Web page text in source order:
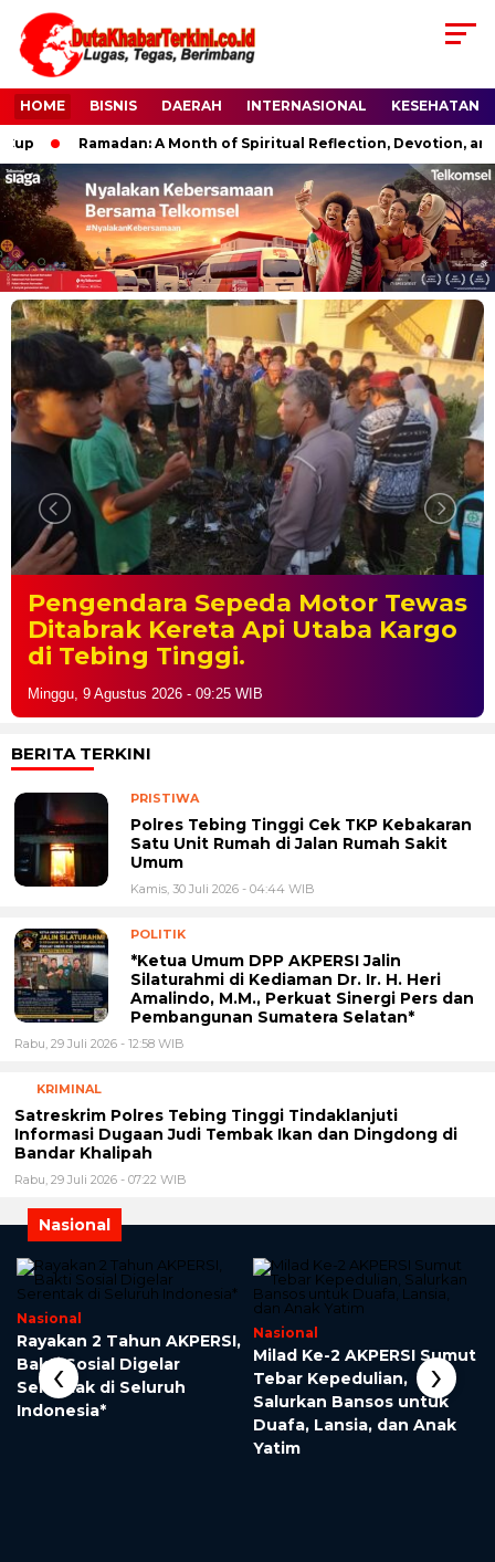
HOME BISNIS DAERAH INTERNASIONAL KESEHATAN
Ramadan: A Month of Spiritual Reflection, Devotion, and
Pengendara Sepeda Motor Tewas
Ditabrak Kereta Api Utaba Kargo
di Tebing Tinggi.
Minggu, 9 Agustus 2026 - 09:25 WIB
BERITA TERKINI
PRISTIWA
Polres Tebing Tinggi Cek TKP Kebakaran
Satu Unit Rumah di Jalan Rumah Sakit
Umum
Kamis, 30 Juli 2026 - 04:44 WIB
POLITIK
*Ketua Umum DPP AKPERSI Jalin
Silaturahmi di Kediaman Dr. Ir. H. Heri
Amalindo, M.M., Perkuat Sinergi Pers dan
Pembangunan Sumatera Selatan*
Rabu, 29 Juli 2026 - 12:58 WIB
KRIMINAL
Satreskrim Polres Tebing Tinggi Tindaklanjuti
Informasi Dugaan Judi Tembak Ikan dan Dingdong di
Bandar Khalipah
Rabu, 29 Juli 2026 - 07:22 WIB
Nasional
Nasional
Rayakan 2 Tahun AKPERSI,
Bakti Sosial Digelar
Serentak di Seluruh
Indonesia*
Nasional
Milad Ke-2 AKPERSI Sumut
Tebar Kepedulian,
Salurkan Bansos untuk
Duafa, Lansia, dan Anak
Yatim
‹ ›